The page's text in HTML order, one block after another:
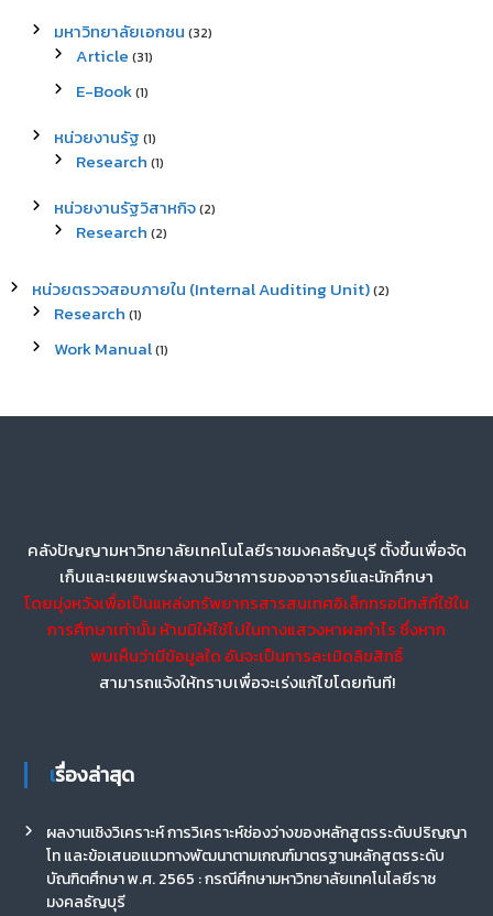
มหาวิทยาลัยเอกชน (32)
Article (31)
E-Book(1)
หน่วยงานรัฐ (1)
Research (1)
หน่วยงานรัฐวิสาหกิจ(2)
Research (2)
หน่วยตรวจสอบภายใน (Internal Auditing Unit)(2)
Research (1)
Work Manual(1)
คลังปัญญามหาวิทยาลัยเทคโนโลยีราชมงคลธัญบุรี ตั้งขึ้นเพื่อจัด
เก็บและเผยแพร่ผลงานวิชาการของอาจารย์และนักศึกษา
โดยมุ่งหวังเพื่อเป็นแหล่งทรัพยากรสารสนเทศอิเล็กทรอนิกส์ที่ใช้ใน
การศึกษาเท่านั้น ห้ามมิให้ใช้ไปในทางแสวงหาผลกำไร ซึ่งหาก
พบเห็นว่ามีข้อมูลใด อันจะเป็นการละเมิดลิขสิทธิ์
สามารถแจ้งให้ทราบเพื่อจะเร่งแก้ไขโดยทันที!
เรื่องล่าสุด
ผลงานเชิงวิเคราะห์ การวิเคราะห์ช่องว่างของหลักสูตรระดับปริญญา
โท และข้อเสนอแนวทางพัฒนาตามเกณฑ์มาตรฐานหลักสูตรระดับ
บัณฑิตศึกษา พ.ศ. 2565 : กรณีศึกษามหาวิทยาลัยเทคโนโลยีราช
มงคลธัญบุรี